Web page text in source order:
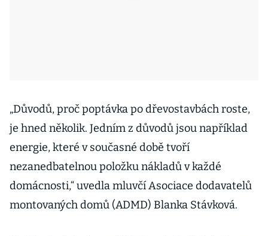
„Důvodů, proč poptávka po dřevostavbách roste,
je hned několik. Jedním z důvodů jsou například
energie, které v současné době tvoří
nezanedbatelnou položku nákladů v každé
domácnosti,“ uvedla mluvčí Asociace dodavatelů
montovaných domů (ADMD) Blanka Stávková.